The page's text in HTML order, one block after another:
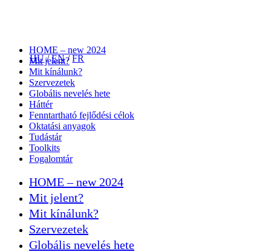
HU/EN/FR
HOME – new 2024
Mit jelent?
Mit kínálunk?
Szervezetek
Globális nevelés hete
Háttér
Fenntartható fejlődési célok
Oktatási anyagok
Tudástár
Toolkits
Fogalomtár
HOME – new 2024
Mit jelent?
Mit kínálunk?
Szervezetek
Globális nevelés hete